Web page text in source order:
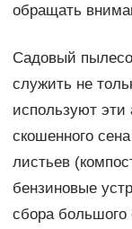
обращать
Садовый
служить не
используют эти
скошенного
листьев
бензиновые
сбора большого